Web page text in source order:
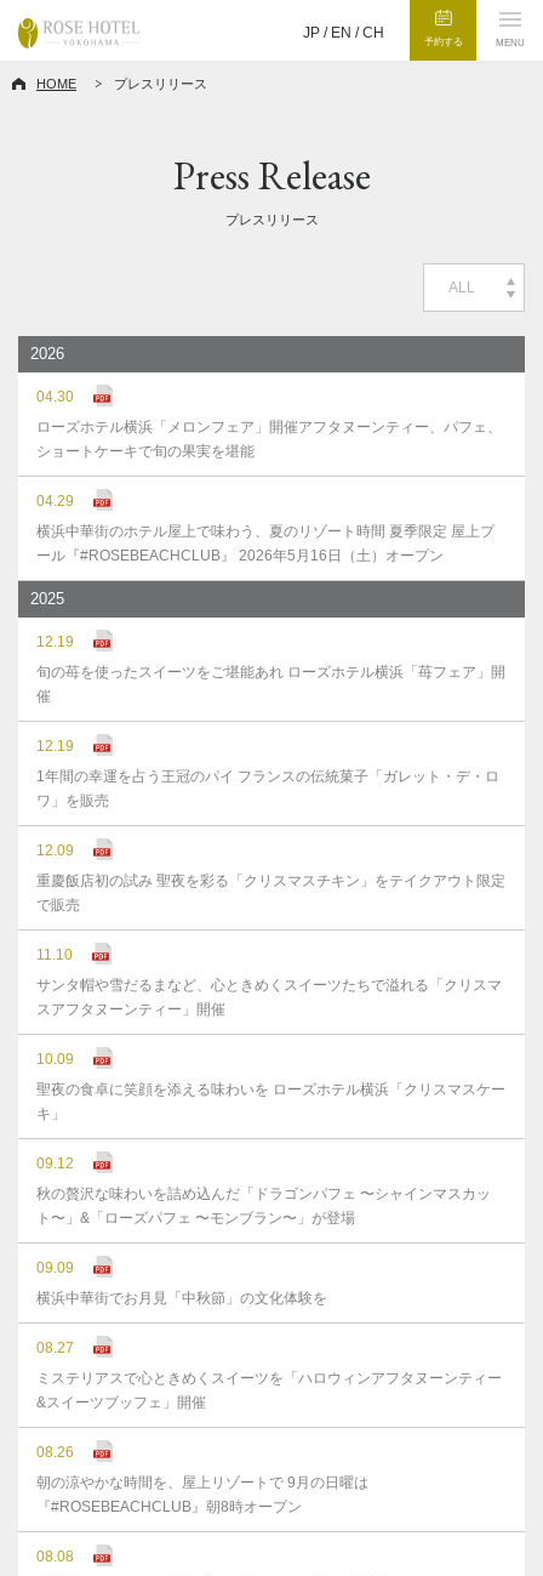
JP / EN /CH
予約する MENU
HOME プレスリリース
Press Release
プレスリリース
ALL
2026
04.30
ローズホテル横浜「メロンフェア」開催アフタヌーンティー、パフェ、
ショートケーキで旬の果実を堪能
04.29
横浜中華街のホテル屋上で味わう、夏のリゾート時間 夏季限定 屋上プ
ール『#ROSEBEACHCLUB』 2026年5月16日（土）オープン
2025
12.19
旬の苺を使ったスイーツをご堪能あれ ローズホテル横浜「苺フェア」開
催
12.19
1年間の幸運を占う王冠のパイ フランスの伝統菓子「ガレット・デ・ロ
ワ」を販売
12.09
重慶飯店初の試み 聖夜を彩る「クリスマスチキン」をテイクアウト限定
で販売
11.10
サンタ帽や雪だるまなど、心ときめくスイーツたちで溢れる「クリスマ
スアフタヌーンティー」開催
10.09
聖夜の食卓に笑顔を添える味わいを ローズホテル横浜「クリスマスケー
キ」
09.12
秋の贅沢な味わいを詰め込んだ「ドラゴンパフェ 〜シャインマスカッ
ト〜」&「ローズパフェ 〜モンブラン〜」が登場
09.09
横浜中華街でお月見「中秋節」の文化体験を
08.27
ミステリアスで心ときめくスイーツを「ハロウィンアフタヌーンティー
&スイーツブッフェ」開催
08.26
朝の涼やかな時間を、屋上リゾートで 9月の日曜は
『#ROSEBEACHCLUB』朝8時オープン
08.08